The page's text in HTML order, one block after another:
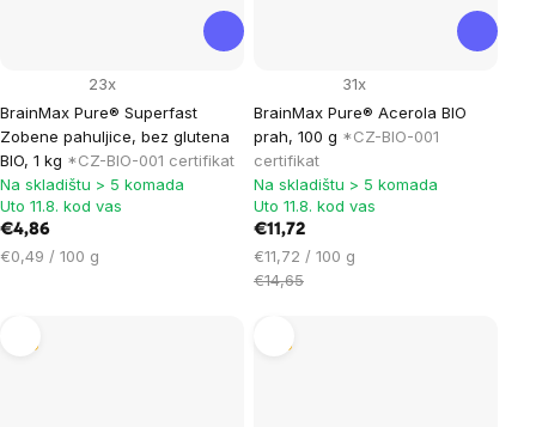
BrainMax Pure® Superfast
Zobene pahuljice, bez glutena
BIO, 1 kg *CZ-BIO-001 certifikat
23x
Na skladištu > 5 komada
Uto 11.8. kod vas
€4,86
Cijena
€0,49 / 100 g
BrainMax Pure® Acerola BIO
prah, 100 g *CZ-BIO-001
certifikat
31x
Na skladištu > 5 komada
Uto 11.8. kod vas
€11,72
Cijena
mjere:
€11,72 / 100 g
€14,65